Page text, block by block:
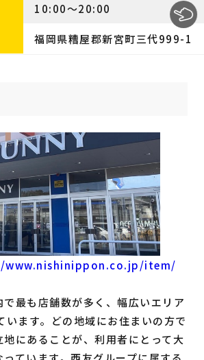
10:00～20:00
福岡県糟屋郡新宮町三代999-1
item/
最も店舗数が多く、幅広いエリア
います。どの地域にお住まいの方で
にあることが、利用者にとって大